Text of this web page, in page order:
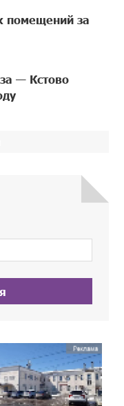
помещений за
— Кстово